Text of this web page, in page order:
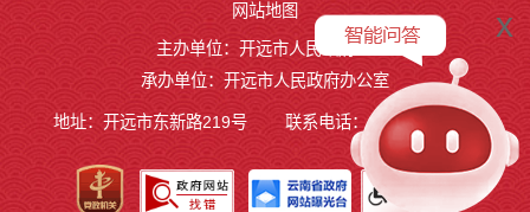
网站地图
主办单位：开远市人民政府
承办单位：开远市人民政府办公室
地址：开远市东新路219号 联系电话：0873-7236877
x